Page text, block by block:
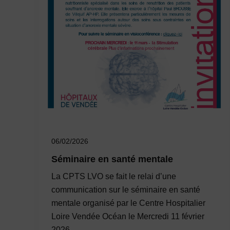
06/02/2026
Séminaire en santé mentale
La CPTS LVO se fait le relai d’une
communication sur le séminaire en santé
mentale organisé par le Centre Hospitalier
Loire Vendée Océan le Mercredi 11 février